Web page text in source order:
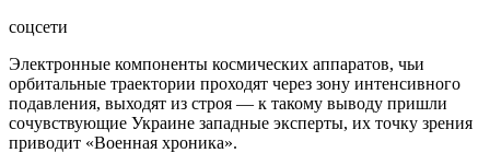
соцсети
Электронные компоненты космических аппаратов, чьи
орбитальные траектории проходят через зону интенсивного
подавления, выходят из строя — к такому выводу пришли
сочувствующие Украине западные эксперты, их точку зрения
приводит «Военная хроника».